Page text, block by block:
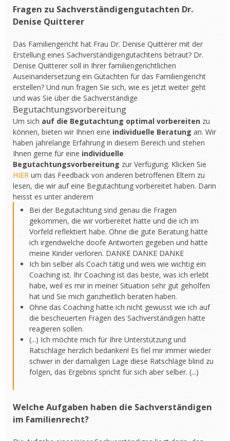
Fragen zu Sachverständigengutachten Dr.
Denise Quitterer
Das Familiengericht hat Frau Dr. Denise Quitterer mit der
Erstellung eines Sachverständigengutachtens betraut? Dr.
Denise Quitterer soll in Ihrer familiengerichtlichen
Auseinandersetzung ein Gutachten für das Familiengericht
erstellen? Und nun fragen Sie sich, wie es jetzt weiter geht
und was Sie über die Sachverständige
Begutachtungsvorbereitung
Um sich auf die Begutachtung optimal vorbereiten zu
können, bieten wir Ihnen eine individuelle Beratung an. Wir
haben jahrelange Erfahrung in diesem Bereich und stehen
Ihnen gerne für eine individuelle
Begutachtungsvorbereitung zur Verfügung. Klicken Sie
HIER um das Feedback von anderen betroffenen Eltern zu
lesen, die wir auf eine Begutachtung vorbereitet haben. Darin
heisst es unter anderem
Bei der Begutachtung sind genau die Fragen
gekommen, die wir vorbereitet hatte und die ich im
Vorfeld reflektiert habe. Ohne die gute Beratung hätte
ich irgendwelche doofe Antworten gegeben und hätte
meine Kinder verloren. DANKE DANKE DANKE
Ich bin selber als Coach tätig und weis wie wichtig ein
Coaching ist. Ihr Coaching ist das beste, was ich erlebt
habe, weil es mir in meiner Situation sehr gut geholfen
hat und Sie mich ganzheitlich beraten haben.
Ohne das Coaching hätte ich nicht gewusst wie ich auf
die bescheuerten Fragen des Sachverständigen hätte
reagieren sollen.
(...) Ich möchte mich für Ihre Unterstützung und
Ratschläge herzlich bedanken! Es fiel mir immer wieder
schwer in der damaligen Lage diese Ratschläge blind zu
folgen, das Ergebnis spricht für sich aber selber. (...)
Welche Aufgaben haben die Sachverständigen
im Familienrecht?